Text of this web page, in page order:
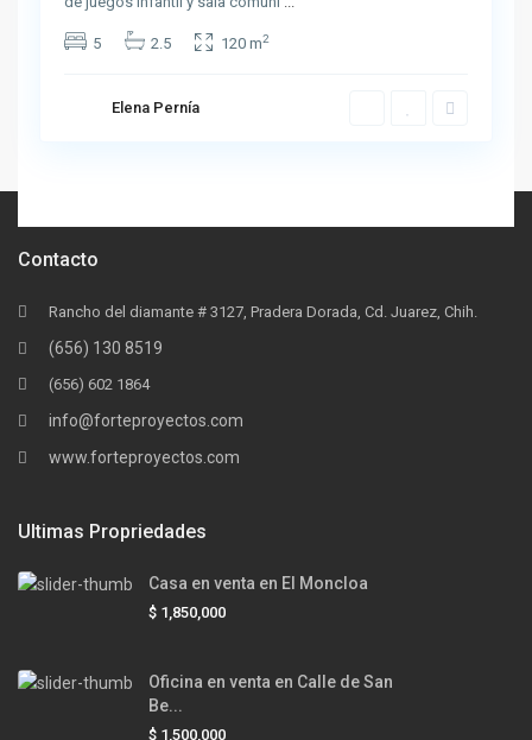
5 2.5 120 m2
Elena Pernía
Contacto
Rancho del diamante # 3127, Pradera Dorada, Cd. Juarez, Chih.
(656) 130 8519
(656) 602 1864
info@forteproyectos.com
www.forteproyectos.com
Ultimas Propriedades
Casa en venta en El Moncloa
$ 1,850,000
Oficina en venta en Calle de San
Be...
$ 1,500,000